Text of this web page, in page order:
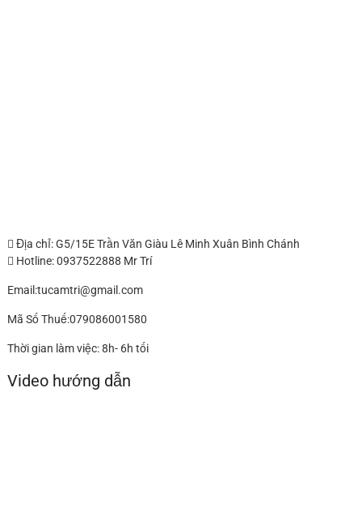
Địa chỉ: G5/15E Trần Văn Giàu Lê Minh Xuân Bình Chánh
Hotline: 0937522888 Mr Trí
Email:tucamtri@gmail.com
Mã Số Thuế:079086001580
Thời gian làm việc: 8h- 6h tối
Video hướng dẫn